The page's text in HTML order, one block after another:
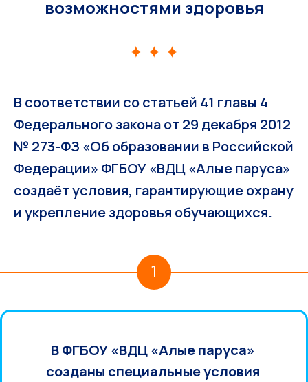
возможностями здоровья
В соответствии со статьей 41 главы 4
Федерального закона от 29 декабря 2012
№ 273-ФЗ «Об образовании в Российской
Федерации» ФГБОУ «ВДЦ «Алые паруса»
создаёт условия, гарантирующие охрану
и укрепление здоровья обучающихся.
1
В ФГБОУ «ВДЦ «Алые паруса»
созданы специальные условия